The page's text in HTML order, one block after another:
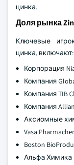
цинка.
Доля рынка
Ключевые
цинка, включают:
Корпорация
Компания
Компания TIB
Компания
Аксиомные
Vasa
Boston
Альфа Химика